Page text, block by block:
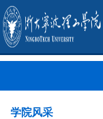
学院风采